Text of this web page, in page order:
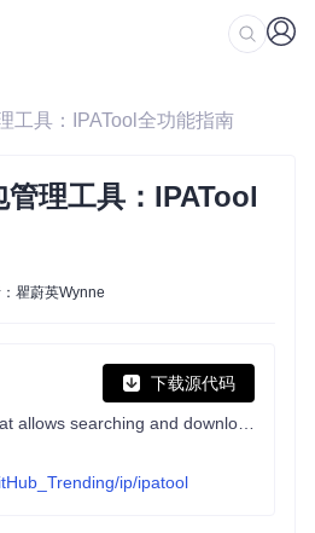
工具：IPATool全功能指南
理工具：IPATool
瞿蔚英Wynne
下载源代码
ip/ipatool